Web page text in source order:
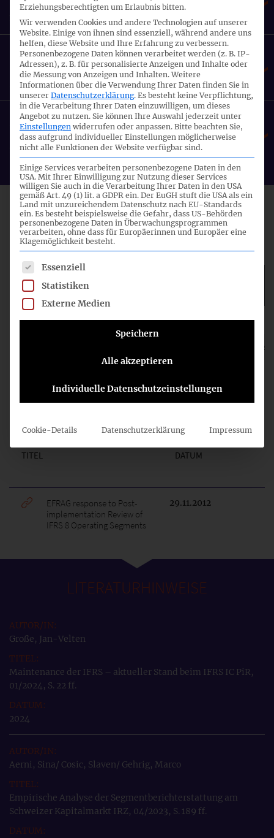
13.11.2012
10. Sitzung IFRS-FA
29.10.2012
3. Sitzung IFRS-FA
15.03.2012
EINGABEN & STELLUNGNAHMEN
DATUM
05.01.2007 DSR zur Übernahme von IFRS 8 Operating
DSR zum Endorsement of IFRS 8 – EU-Fragebogen
TITEL DATUM
EFRAG response to Post-
implementation Review of
IFRS 8 Operating Segments
29.11.2012
LITERATURHINWEISE
Große, Jan-Velten
Maintenance der IFRS – aktueller Stand beim IFRS IC PiR,
01/2024, S. 22 ff.
2024
Aerni, Sina/ Cosic, Slaven/ Gehrig, Marco
Empirische Analyse der Segmentberichterstattung am
Schweizer Kapitalmarkt IRZ, 04/2023, S. 189 ff.
Erziehungsberechtigten um Erlaubnis bitten.
Wir verwenden Cookies und andere Technologien auf unserer
Website. Einige von ihnen sind essenziell, während andere uns
helfen, diese Website und Ihre Erfahrung zu verbessern.
Personenbezogene Daten können verarbeitet werden (z. B. IP-
Adressen), z. B. für personalisierte Anzeigen und Inhalte oder
die Messung von Anzeigen und Inhalten. Weitere
Informationen über die Verwendung Ihrer Daten finden Sie in
unserer Datenschutzerklärung. Es besteht keine Verpflichtung,
in die Verarbeitung Ihrer Daten einzuwilligen, um dieses
Angebot zu nutzen. Sie können Ihre Auswahl jederzeit unter
Einstellungen widerrufen oder anpassen. Bitte beachten Sie,
dass aufgrund individueller Einstellungen möglicherweise
nicht alle Funktionen der Website verfügbar sind.
Einige Services verarbeiten personenbezogene Daten in den
USA. Mit Ihrer Einwilligung zur Nutzung dieser Services
willigen Sie auch in die Verarbeitung Ihrer Daten in den USA
gemäß Art. 49 (1) lit. a GDPR ein. Der EuGH stuft die USA als ein
Land mit unzureichendem Datenschutz nach EU-Standards
ein. Es besteht beispielsweise die Gefahr, dass US-Behörden
personenbezogene Daten in Überwachungsprogrammen
verarbeiten, ohne dass für Europäerinnen und Europäer eine
Klagemöglichkeit besteht.
Es folgt eine Liste der Service-Gruppen, für die eine
Essenziell
Statistiken
Externe Medien
Speichern
Alle akzeptieren
Individuelle Datenschutzeinstellungen
Cookie-Details Datenschutzerklärung Impressum